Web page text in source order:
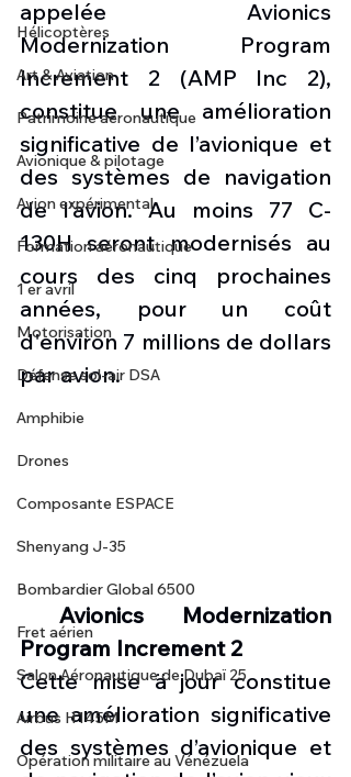
Hélicoptères
Art & Aviation
Patrimoine aéronautique
Avionique & pilotage
Avion expérimental
Formation aéronautique
1 er avril
Motorisation
Défense sol-air DSA
Amphibie
Drones
Composante ESPACE
Shenyang J-35
Bombardier Global 6500
Fret aérien
Salon Aéronautique de Dubaï 25
Airbus H145M
Opération militaire au Vénézuela
appelée Avionics
Modernization Program
Increment 2 (AMP Inc 2),
constitue une amélioration
significative de l’avionique et
des systèmes de navigation
de l’avion. Au moins 77 C-
130H seront modernisés au
cours des cinq prochaines
années, pour un coût
d'environ 7 millions de dollars
par avion.
Program Increment 2
Cette mise ä jour constitue
une amélioration significative
des systèmes d’avionique et